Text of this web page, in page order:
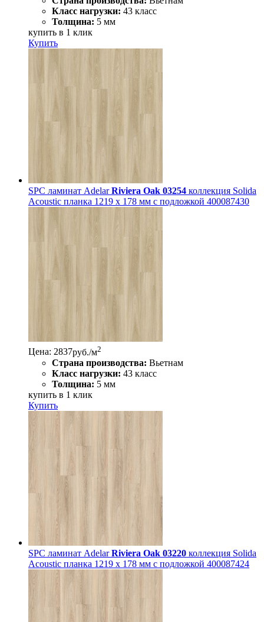
Класс нагрузки: 43 класс
Толщина: 5 мм
купить в 1 клик
Купить
SPC ламинат AdelarRiviera Oak 03254 коллекция Solida
Acoustic планка 1219 x 178 мм с подложкой 400087430
Цена: 2837руб./м2
Страна производства: Вьетнам
Класс нагрузки: 43 класс
Толщина: 5 мм
купить в 1 клик
Купить
SPC ламинат AdelarRiviera Oak 03220 коллекция Solida
Acoustic планка 1219 x 178 мм с подложкой 400087424